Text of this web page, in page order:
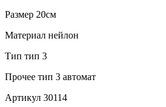
Размер 20см
Материал нейлон
Тип тип 3
Прочее тип 3 автомат
Артикул 30114